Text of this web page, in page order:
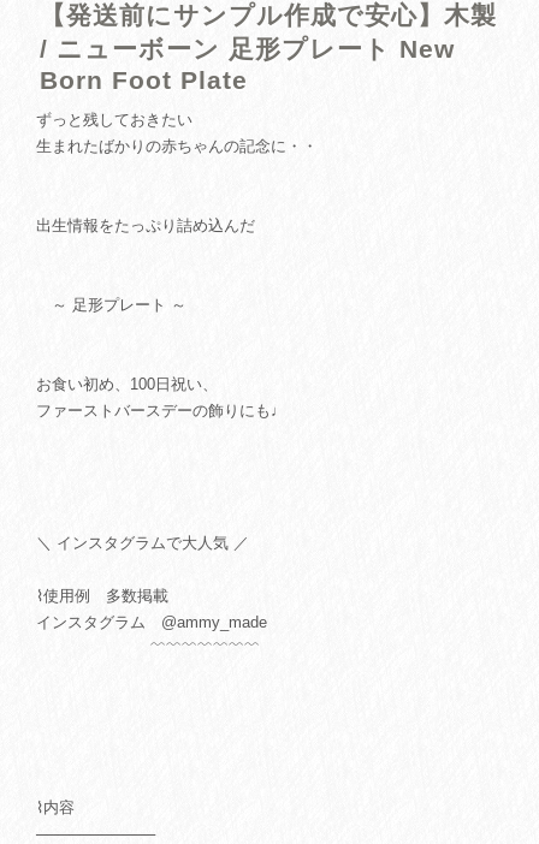
【発送前にサンプル作成で安心】木製
/ ニューボーン 足形プレート New
Born Foot Plate
ずっと残しておきたい
生まれたばかりの赤ちゃんの記念に・・
出生情報をたっぷり詰め込んだ
～ 足形プレート ～
お食い初め、100日祝い、
ファーストバースデーの飾りにも♩
＼ インスタグラムで大人気 ／
⌇使用例 多数掲載
インスタグラム @ammy_made
﹌﹌﹌﹌﹌﹌﹌
⌇内容
───────────